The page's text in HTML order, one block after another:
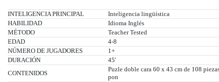
INTELIGENCIA PRINCIPAL
Inteligencia lingüística
HABILIDAD
Idioma Inglés
MÉTODO
Teacher Tested
EDAD
4-8
NÚMERO DE JUGADORES
1+
DURACIÓN
45'
CONTENIDOS
Puzle doble cara 60 x 43 cm de 108
pon